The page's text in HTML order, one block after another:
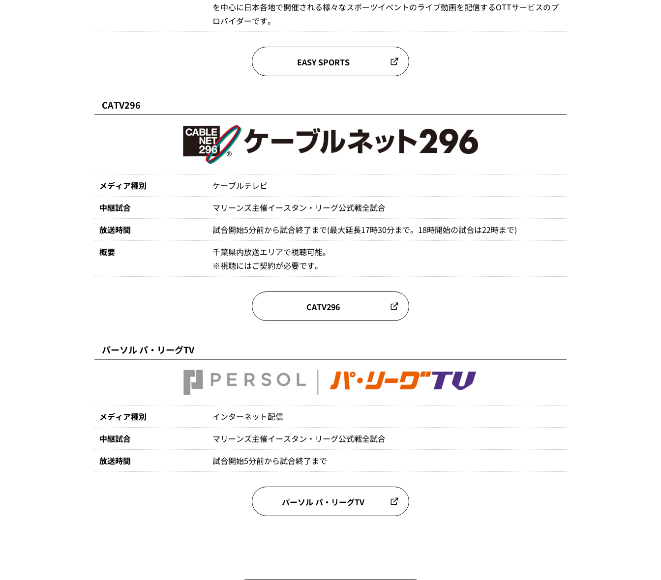
を中心に日本各地で開催される様々なスポーツイベントのライブ動画を配信するOTTサービスのプ
ロバイダーです。
EASY SPORTS
CATV296
メディア種別
ケーブルテレビ
中継試合
マリーンズ主催イースタン・リーグ公式戦全試合
放送時間
試合開始5分前から試合終了まで(最大延長17時30分まで。18時開始の試合は22時まで)
概要
千葉県内放送エリアで視聴可能。
※視聴にはご契約が必要です。
CATV296
パーソル パ・リーグTV
メディア種別
インターネット配信
中継試合
マリーンズ主催イースタン・リーグ公式戦全試合
放送時間
試合開始5分前から試合終了まで
パーソル パ・リーグTV